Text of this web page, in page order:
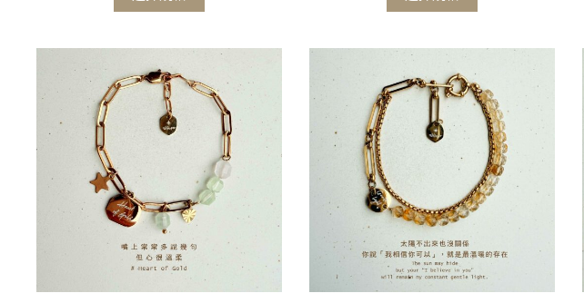
產
有
多
種
款
式。
產
品
頁
面
選
產
有
種
款
式。
產
品
頁
面
選